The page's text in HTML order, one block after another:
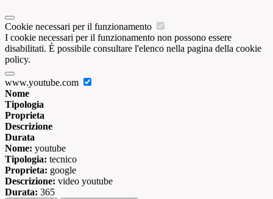
Cookie necessari per il funzionamento
I cookie necessari per il funzionamento non possono essere
disabilitati. È possibile consultare l'elenco nella pagina della cookie
policy.
www.youtube.com
Nome
Tipologia
Proprieta
Descrizione
Durata
Nome: youtube
Tipologia: tecnico
Proprieta: google
Descrizione: video youtube
Durata: 365